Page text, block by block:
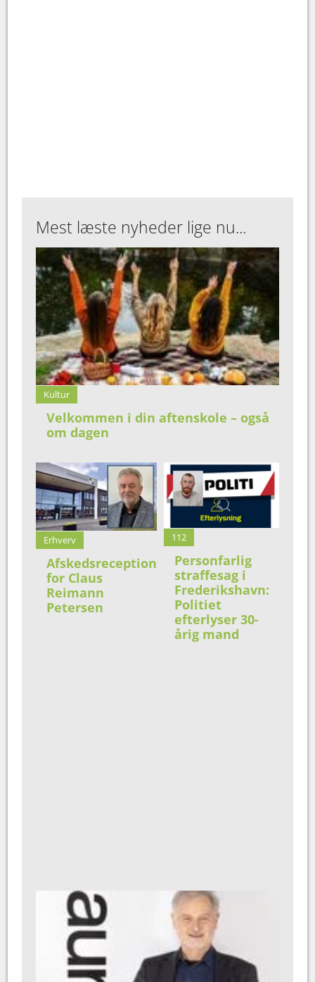
Mest læste nyheder lige nu...
Kultur
Velkommen i din aftenskole – også
om dagen
Erhverv
Afskedsreception
for Claus
Reimann
Petersen
112
Personfarlig
straffesag i
Frederikshavn:
Politiet
efterlyser 30-
årig mand